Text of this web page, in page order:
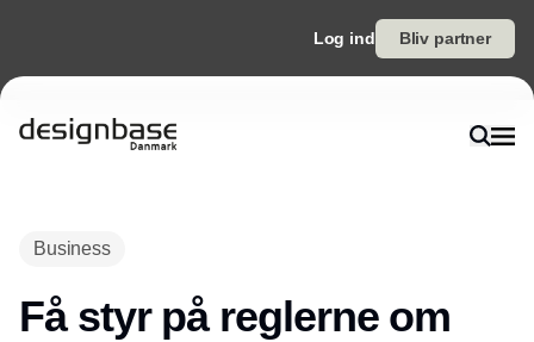
Log ind Bliv partner
Business
Få styr på reglerne om